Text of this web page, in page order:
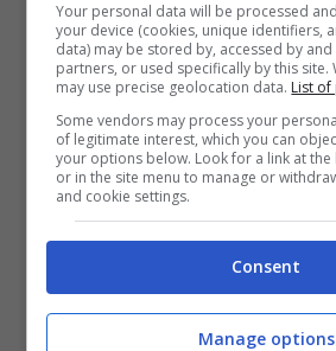
Fonte: web
Your personal data will be processed
your device (cookies, unique identifiers,
data) may be stored by, accessed by
partners, or used specifically by this
may use precise geolocation data. List of
Some vendors may process your
of legitimate interest, which you can
your options below. Look for a link at
or in the site menu to manage or
and cookie settings.
Consent
Manage options